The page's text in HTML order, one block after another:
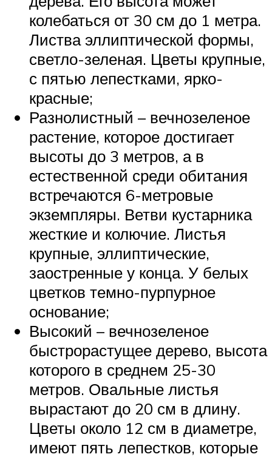
колебаться от 30 см до 1 метра.
Листва эллиптической формы,
светло-зеленая. Цветы крупные,
с пятью лепестками, ярко-
красные;
Разнолистный – вечнозеленое
растение, которое достигает
высоты до 3 метров, а в
естественной среди обитания
встречаются 6-метровые
экземпляры. Ветви кустарника
жесткие и колючие. Листья
крупные, эллиптические,
заостренные у конца. У белых
цветков темно-пурпурное
основание;
Высокий – вечнозеленое
быстрорастущее дерево, высота
которого в среднем 25-30
метров. Овальные листья
вырастают до 20 см в длину.
Цветы около 12 см в диаметре,
имеют пять лепестков, которые